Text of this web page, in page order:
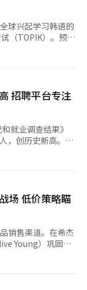
校在中文招生简章
给出可联系的微信
的中介费在200万
对于这一
受生育率低下，优
中，有328家报名
学生的认可程
韩国学位的现象。
究生时，至少应对
获得学位时，必须
评估，教育部也应
夜海》闻名的丽
众旅游景区同样美
再转机前往。不禁
限，未能广泛推广
调整店内动线，以
疫情期间大幅下降
店推出了“方便面
馆”汇集了韩国或
传统线下市场面
品和卖场差异化
化优势将持续一段
提供 韩联社】
球兴起学习韩语的
（TOPIK）。预计
教育
增加至13个，新
泰国、巴拉圭和巴
、在韩工作的语言
突破30万人大
，去年大幅增至
8月报考人数已
的自动评分功能。
在家中完成考
随地评估自己的韩
平台，促进韩语在
】
招聘平台专注
就业调查结果》
，创历史新高。这
场也开始活跃起
招聘平台纷纷推
员的招聘服
为希望在商务、开
人员提供招聘信
“必需”、“不
场 低价策略瞄
销售渠道。在希杰
Young）巩固线
生活用品专卖店大
再次大幅改变韩国